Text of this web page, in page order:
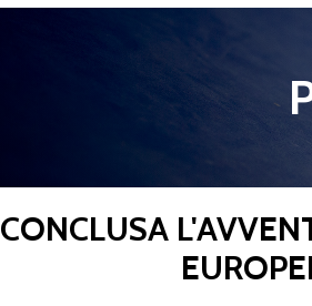
FIBISCUOLA-
JUNIORES
CONCLUSA